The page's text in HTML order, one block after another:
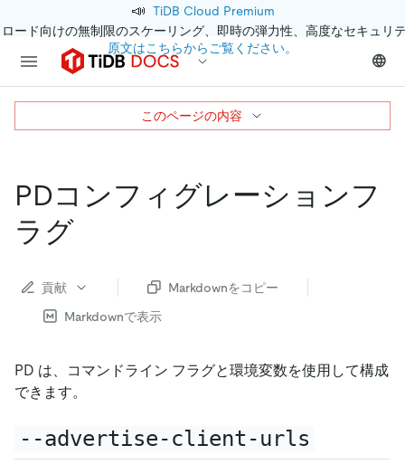
📣 TiDB Cloud Premium
ード向けの無制限のスケーリング、即時の弾力性、高度なセキュリ
原文はこちらからご覧ください。
PDコンフィグレーションフ
ラグ
貢献
Markdownをコピー
Markdownで表示
PD は、コマンドライン フラグと環境変数を使用して構成
できます。
--advertise-client-urls
このページの内容